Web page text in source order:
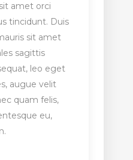
amet orci
tincidunt. Duis
sit amet
sagittis
leo eget
augue velit
quam felis,
eu,